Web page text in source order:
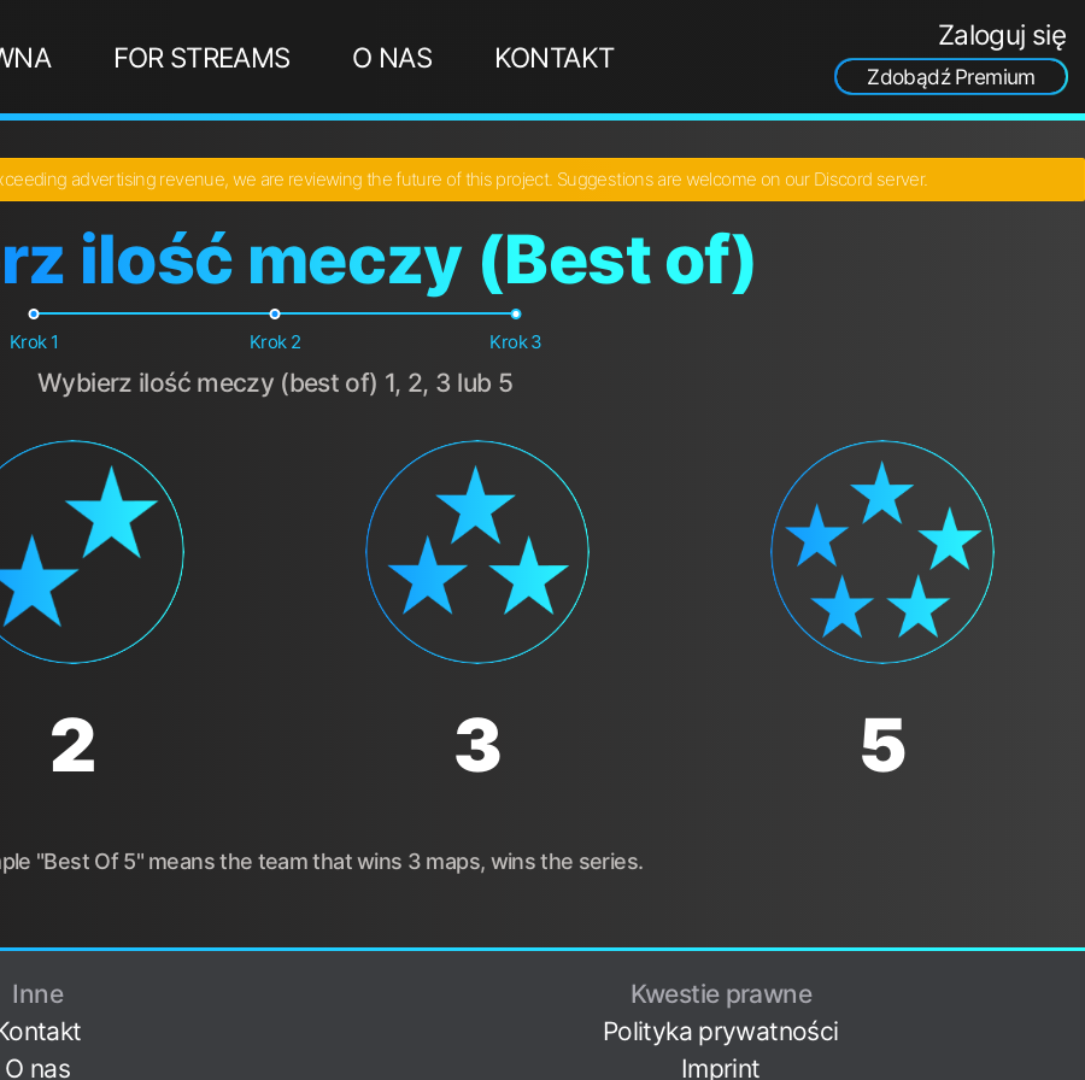
FOR STREAMS O NAS KONTAKT
Zaloguj się
Zdobądź Premium
advertising revenue, we are reviewing the future of this project. Suggestions are welcome on our Discord server.
ilość meczy (Best of)
Krok 1 Krok 2 Krok 3
Wybierz ilość meczy (best of) 1, 2, 3 lub 5
2 3 5
"Best Of 5" means the team that wins 3 maps, wins the series.
Inne
O nas
Kwestie prawne
Polityka prywatności
Imprint